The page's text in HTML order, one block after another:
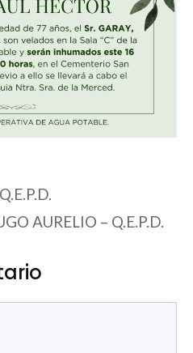
AURELIO – Q.E.P.D.